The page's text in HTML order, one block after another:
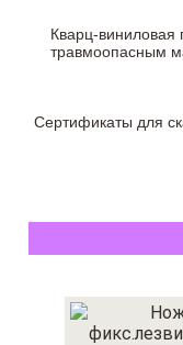
Кварц-виниловая
травмоопасным
Сертификаты для